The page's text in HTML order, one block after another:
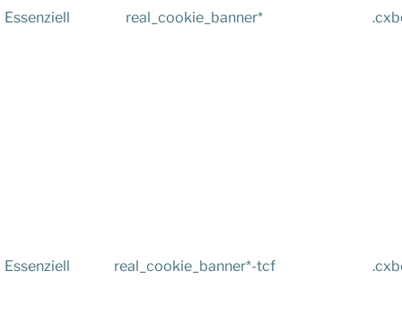
Essenziell real_cookie_banner*
Essenziell real_cookie_banner*-tcf